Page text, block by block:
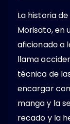
La historia
Morisato, en
aficionado a
llama
técnica de
encargar
manga y la
recado y la